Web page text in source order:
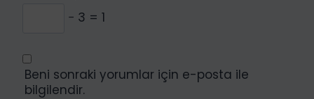
− 3 = 1
Beni sonraki yorumlar için e-posta ile
bilgilendir.